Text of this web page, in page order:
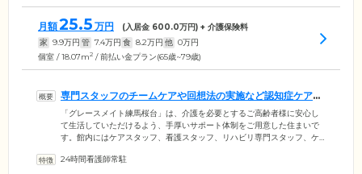
月額25.5 万円 (入居金 600.0万円) + 介護保険料
家 9.9万円 管 7.4万円 食 8.2万円 他 0万円
個室 / 18.07m2 / 前払い金プラン(65歳~79歳)
専門スタッフのチームケアや回想法の実施など認知症ケアに
力を入れています
「グレースメイト練馬桜台」は、介護を必要とするご高齢者様に安心し
て生活していただけるよう、手厚いサポート体制をご用意した住まいで
す。館内にはケアスタッフ、看護スタッフ、リハビリ専門スタッフ、ケ
す。リハビリはお体の状態に合わせて集団・個別などお選びいただける
24時間看護師常駐